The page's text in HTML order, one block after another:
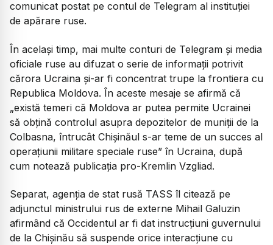
comunicat postat pe contul de Telegram al instituţiei
de apărare ruse.
În acelaşi timp, mai multe conturi de Telegram şi media
oficiale ruse au difuzat o serie de informaţii potrivit
cărora Ucraina şi-ar fi concentrat trupe la frontiera cu
Republica Moldova. În aceste mesaje se afirmă că
„există temeri că Moldova ar putea permite Ucrainei
să obţină controlul asupra depozitelor de muniţii de la
Colbasna, întrucât Chişinăul s-ar teme de un succes al
operaţiunii militare speciale ruse” în Ucraina, după
cum notează publicaţia pro-Kremlin Vzgliad.
Separat, agenţia de stat rusă TASS îl citează pe
adjunctul ministrului rus de externe Mihail Galuzin
afirmând că Occidentul ar fi dat instrucţiuni guvernului
de la Chişinău să suspende orice interacţiune cu